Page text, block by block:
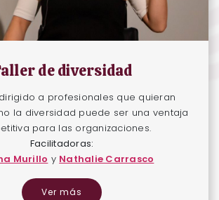
de diversidad
a profesionales que quieran
la diversidad puede ser una ventaja
para las organizaciones.
Facilitadoras:
Murillo y Nathalie Carrasco
Ver más